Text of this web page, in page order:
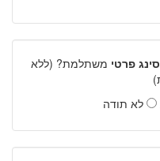
פרטי משתלמת? (ללא
לא תודה